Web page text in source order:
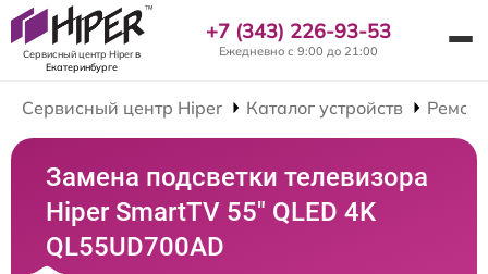
Сервисный центр Hiperв
Екатеринбурге
+7 (343) 226-93-53
Ежедневно с 9:00 до 21:00
Сервисный центр Hiper Каталог устройств
Замена подсветки телевизора
Hiper SmartTV 55" QLED 4K
QL55UD700AD